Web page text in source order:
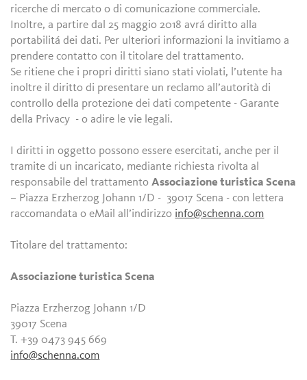
ricerche di mercato o di comunicazione commerciale.
Inoltre, a partire dal 25 maggio 2018 avrá diritto alla
portabilitá dei dati. Per ulteriori informazioni la invitiamo a
prendere contatto con il titolare del trattamento.
Se ritiene che i propri diritti siano stati violati, l’utente ha
inoltre il diritto di presentare un reclamo all’autorità di
controllo della protezione dei dati competente - Garante
della Privacy - o adire le vie legali.
I diritti in oggetto possono essere esercitati, anche per il
tramite di un incaricato, mediante richiesta rivolta al
responsabile del trattamentoAssociazione turistica Scena
– Piazza Erzherzog Johann 1/D - 39017 Scena - con lettera
raccomandata o eMail all’indirizzo info@schenna.com
Titolare del trattamento:
Associazione turistica Scena
Piazza Erzherzog Johann 1/D
39017 Scena
T. +39 0473 945 669
info@schenna.com